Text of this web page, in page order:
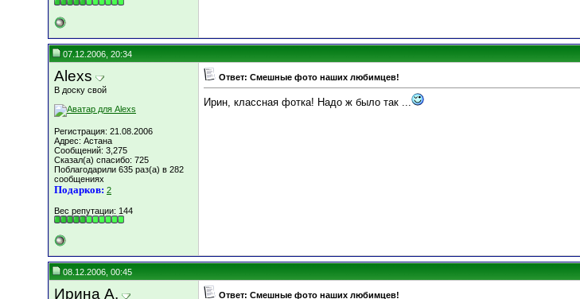
07.12.2006, 20:34
Alexs
В доску свой
Регистрация: 21.08.2006
Адрес: Астана
Сообщений: 3,275
Сказал(а) спасибо: 725
Поблагодарили 635 раз(а) в 282
сообщениях
Подарков: 2
Вес репутации: 144
Ответ: Смешные фото наших любимцев!
Ирин, классная фотка! Надо ж было так ...
08.12.2006, 00:45
Ирина А. Ответ: Смешные фото наших любимцев!